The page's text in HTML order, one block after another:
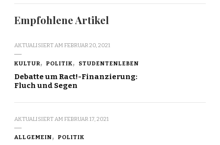
Empfohlene Artikel
AKTUALISIERT AM FEBRUAR 20, 2021
KULTUR POLITIK STUDENTENLEBEN
Debatte um Ract!-Finanzierung:
Fluch und Segen
AKTUALISIERT AM FEBRUAR 17, 2021
ALLGEMEIN POLITIK